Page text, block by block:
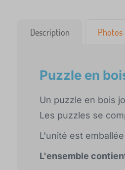
Description Photos
Puzzle en
Un puzzle en bois
Les puzzles se
L'unité est
L'ensemble